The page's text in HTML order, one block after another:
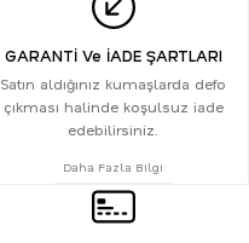
GARANTİ Ve İADE ŞARTLARI
Satın aldığınız kumaşlarda defo
çıkması halinde koşulsuz iade
edebilirsiniz.
Daha Fazla Bilgi